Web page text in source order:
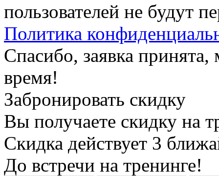
пользователей не будут
Политика
Спасибо, заявка
время!
Забронировать скидку
Вы получаете скидку на
Скидка действует 3
До встречи на тренинге!